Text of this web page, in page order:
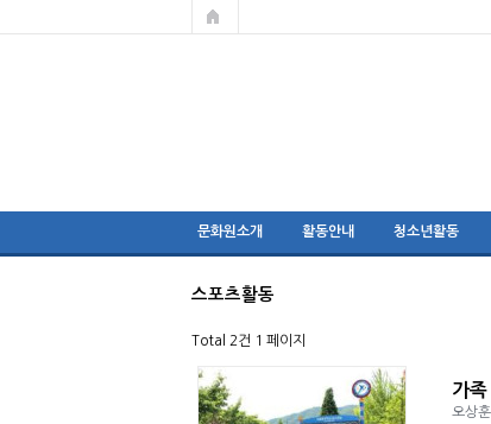
문화원소개 활동안내 청소년활동
스포츠활동
Total 2건 1 페이지
가
오상훈